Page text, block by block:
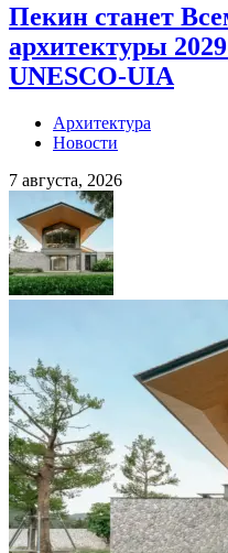
Пекин станет
архитектуры
UNESCO-UIA
Архитектура
Новости
7 августа, 2026